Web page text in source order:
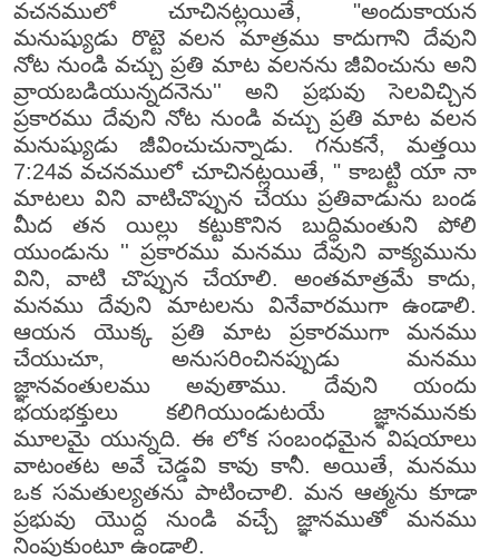
వచనములో చూచినట్లయితే, "అందుకాయన
మనుష్యుడు రొట్టె వలన మాత్రము కాదుగాని దేవుని
నోట నుండి వచ్చు ప్రతి మాట వలనను జీవించును అని
వ్రాయబడియున్నదనెను'' అని ప్రభువు సెలవిచ్చిన
ప్రకారము దేవుని నోట నుండి వచ్చు ప్రతి మాట వలన
మనుష్యుడు జీవించుచున్నాడు. గనుకనే, మత్తయి
7:24వ వచనములో చూచినట్లయితే, " కాబట్టి యా నా
మాటలు విని వాటిచొప్పున చేయు ప్రతివాడును బండ
మీద తన యిల్లు కట్టుకొనిన బుద్ధిమంతుని పోలి
యుండును '' ప్రకారము మనము దేవుని వాక్యమును
విని, వాటి చొప్పున చేయాలి. అంతమాత్రమే కాదు,
మనము దేవుని మాటలను వినేవారముగా ఉండాలి.
ఆయన యొక్క ప్రతి మాట ప్రకారముగా మనము
చేయుచూ, అనుసరించినప్పుడు మనము
జ్ఞానవంతులము అవుతాము. దేవుని యందు
భయభక్తులు కలిగియుండుటయే జ్ఞానమునకు
మూలమై యున్నది. ఈ లోక సంబంధమైన విషయాలు
వాటంతట అవే చెడ్డవి కావు కానీ. అయితే, మనము
ఒక సమతుల్యతను పాటించాలి. మన ఆత్మను కూడా
ప్రభువు యొద్ద నుండి వచ్చే జ్ఞానముతో మనము
నింపుకుంటూ ఉండాలి.